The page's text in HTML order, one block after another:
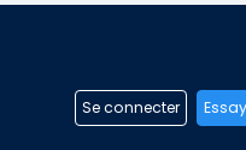
Se connecter